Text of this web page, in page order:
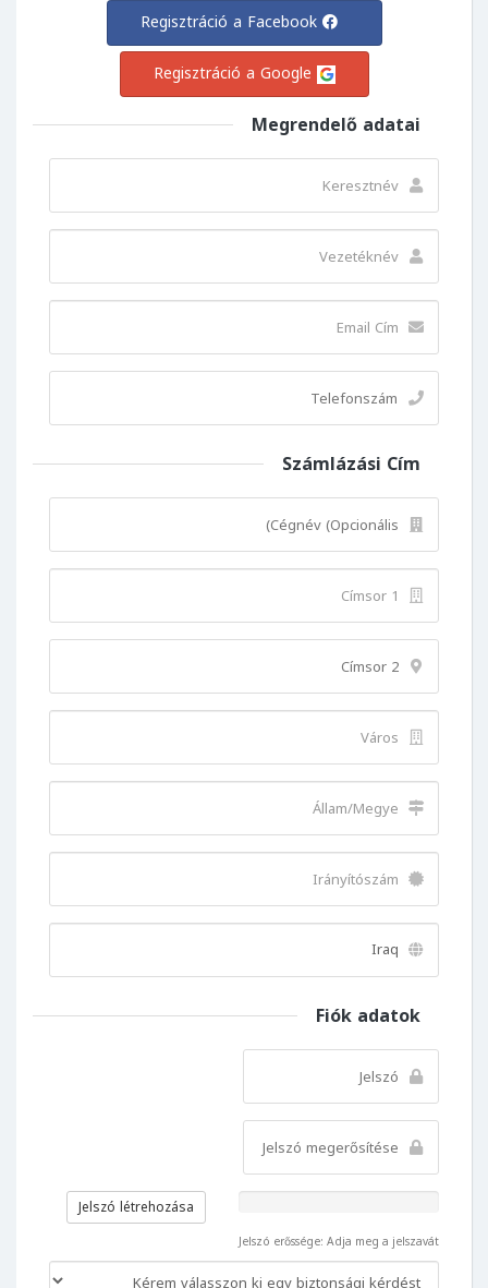
Regisztráció a Facebook
Megrendelő adatai
Számlázási Cím
Fiók adatok
Jelszó létrehozása
Jelszó erőssége: Adja meg a jelszavát